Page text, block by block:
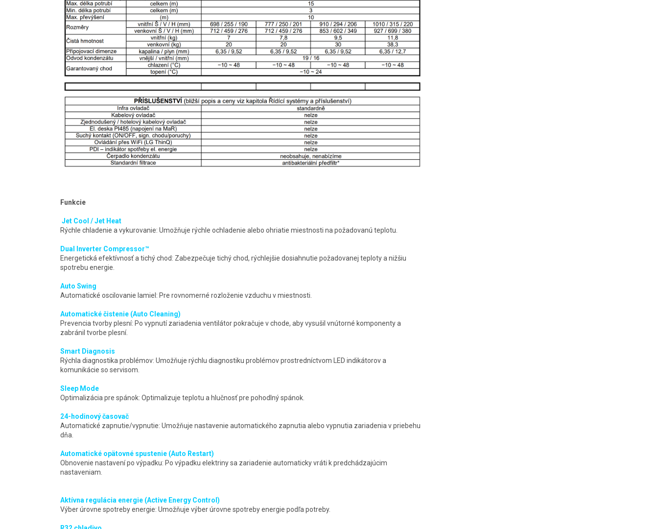
Funkcie
Jet Cool / Jet Heat
Rýchle chladenie a vykurovanie: Umožňuje rýchle ochladenie alebo ohriatie miestnosti na požadovanú teplotu.
Dual Inverter Compressor™
Energetická efektívnosť a tichý chod: Zabezpečuje tichý chod, rýchlejšie dosiahnutie požadovanej teploty a nižšiu
spotrebu energie.
Auto Swing
Automatické oscilovanie lamiel: Pre rovnomerné rozloženie vzduchu v miestnosti.
Automatické čistenie (Auto Cleaning)
Prevencia tvorby plesní: Po vypnutí zariadenia ventilátor pokračuje v chode, aby vysušil vnútorné komponenty a
zabránil tvorbe plesní.
Smart Diagnosis
Rýchla diagnostika problémov: Umožňuje rýchlu diagnostiku problémov prostredníctvom LED indikátorov a
komunikácie so servisom.
Sleep Mode
Optimalizácia pre spánok: Optimalizuje teplotu a hlučnosť pre pohodlný spánok.
24-hodinový časovač
Automatické zapnutie/vypnutie: Umožňuje nastavenie automatického zapnutia alebo vypnutia zariadenia v priebehu
dňa.
Automatické opätovné spustenie (Auto Restart)
Obnovenie nastavení po výpadku: Po výpadku elektriny sa zariadenie automaticky vráti k predchádzajúcim
nastaveniam.
Aktívna regulácia energie (Active Energy Control)
Výber úrovne spotreby energie: Umožňuje výber úrovne spotreby energie podľa potreby.